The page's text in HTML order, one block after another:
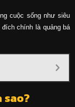
cuộc sống như siêu
chính là quảng bá
sao?